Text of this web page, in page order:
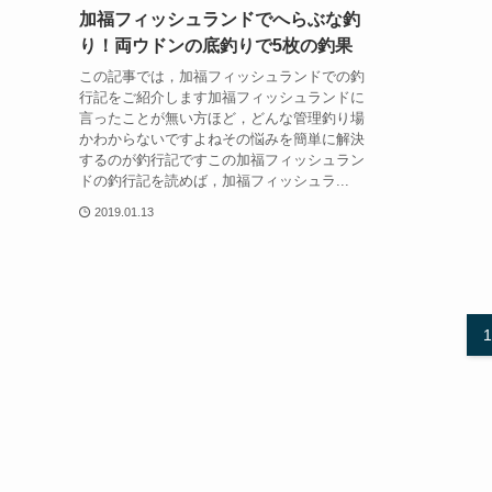
加福フィッシュランドでへらぶな釣
り！両ウドンの底釣りで5枚の釣果
この記事では，加福フィッシュランドでの釣
行記をご紹介します加福フィッシュランドに
言ったことが無い方ほど，どんな管理釣り場
かわからないですよねその悩みを簡単に解決
するのが釣行記ですこの加福フィッシュラン
ドの釣行記を読めば，加福フィッシュラ...
2019.01.13
1